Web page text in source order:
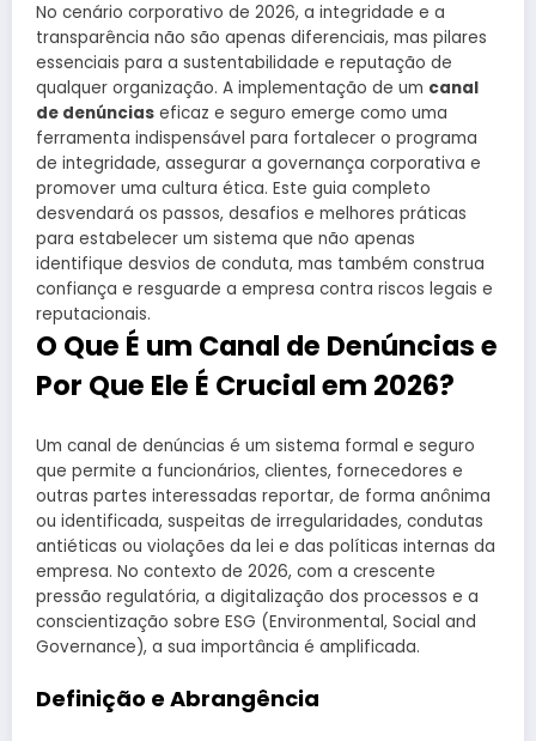
No cenário corporativo de 2026, a integridade e a
transparência não são apenas diferenciais, mas pilares
essenciais para a sustentabilidade e reputação de
qualquer organização. A implementação de um canal
de denúncias eficaz e seguro emerge como uma
ferramenta indispensável para fortalecer o programa
de integridade, assegurar a governança corporativa e
promover uma cultura ética. Este guia completo
desvendará os passos, desafios e melhores práticas
para estabelecer um sistema que não apenas
identifique desvios de conduta, mas também construa
confiança e resguarde a empresa contra riscos legais e
reputacionais.
O Que É um Canal de Denúncias e
Por Que Ele É Crucial em 2026?
Um canal de denúncias é um sistema formal e seguro
que permite a funcionários, clientes, fornecedores e
outras partes interessadas reportar, de forma anônima
ou identificada, suspeitas de irregularidades, condutas
antiéticas ou violações da lei e das políticas internas da
empresa. No contexto de 2026, com a crescente
pressão regulatória, a digitalização dos processos e a
conscientização sobre ESG (Environmental, Social and
Governance), a sua importância é amplificada.
Definição e Abrangência